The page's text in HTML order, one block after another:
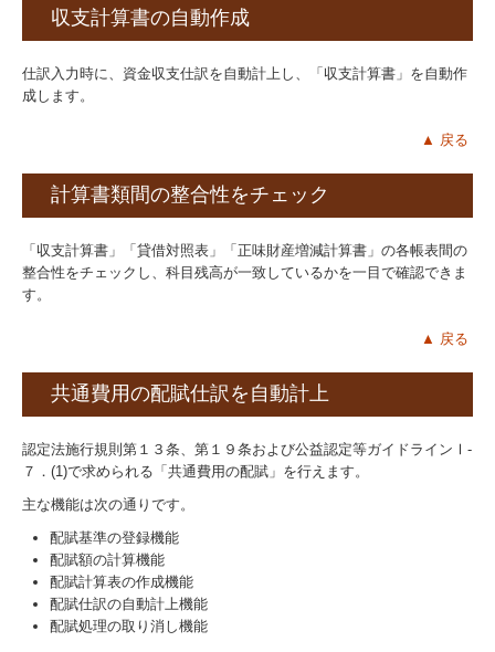
収支計算書の自動作成
仕訳入力時に、資金収支仕訳を自動計上し、「収支計算書」を自動作
成します。
▲ 戻る
計算書類間の整合性をチェック
「収支計算書」「貸借対照表」「正味財産増減計算書」の各帳表間の
整合性をチェックし、科目残高が一致しているかを一目で確認できま
す。
▲ 戻る
共通費用の配賦仕訳を自動計上
認定法施行規則第１３条、第１９条および公益認定等ガイドラインⅠ-
７．(1)で求められる「共通費用の配賦」を行えます。
主な機能は次の通りです。
配賦基準の登録機能
配賦額の計算機能
配賦計算表の作成機能
配賦仕訳の自動計上機能
配賦処理の取り消し機能